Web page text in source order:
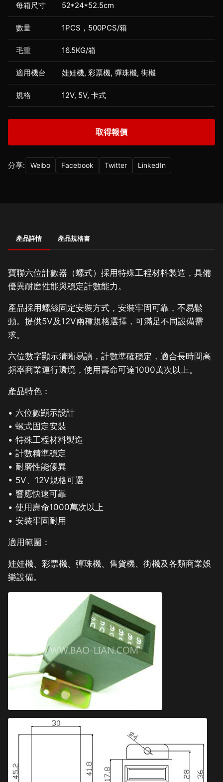
每箱尺寸 52*24*52.5cm
數量 1PCS，500PCS/箱
毛重 16.5KG/箱
適用機台 娃娃機, 彩票機, 彈珠機, 街機
規格 12V, 5V, 卡式
取得報價
分享: Weibo Facebook Twitter LinkedIn
產品詳情 產品規格書
寶聯六位計數器（螺式）採用特殊工程材料製造，具備
優異耐磨性能與穩定計數能力。
產品採用螺絲固定安裝方式，安裝牢固可靠，不易鬆
動。提供5V及12V兩種規格選擇，可滿足不同設備需
求。
六位數字顯示清晰易讀，計數準確穩定，適合長時間高
頻率商業運行環境，使用壽命可達1000萬次以上。
產品特色：
• 六位數顯示設計
• 螺式固定安裝
• 特殊工程材料製造
• 計數精準穩定
• 耐磨性能優異
• 5V、12V規格可選
• 響應快速可靠
• 使用壽命1000萬次以上
• 安裝牢固耐用
適用範圍：
娃娃機、彩票機、彈珠機、售貨機、街機及各類商業娛
樂設備。